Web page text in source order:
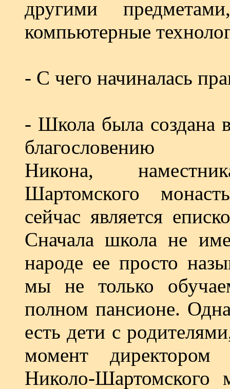
другими
компьютерные
- С чего начиналась
- Школа была создана
благословению
Никона,
Шартомского
сейчас является
Сначала школа не
народе ее просто
мы не только
полном пансионе.
есть дети с
момент директором
Николо-